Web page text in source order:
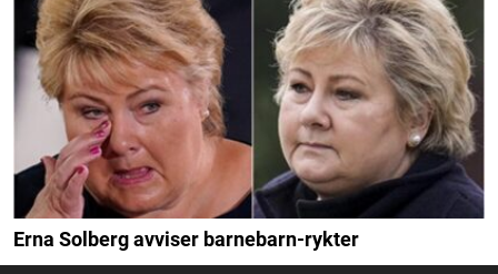
Erna Solberg avviser barnebarn-rykter